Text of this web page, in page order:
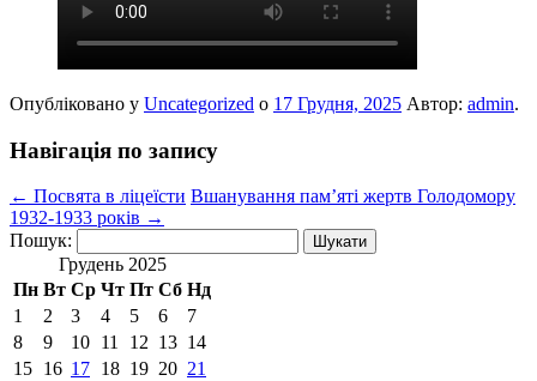
Опубліковано у Uncategorized о 17 Грудня, 2025 Автор: admin.
Навігація по запису
← Посвята в ліцеїсти Вшанування пам’яті жертв Голодомору
1932-1933 років →
Пошук:
Грудень 2025
Пн Вт Ср Чт Пт Сб Нд
1
2 3 4 5 6
7
8
9 10 11 12 13 14
15 16 17 18 19 20 21